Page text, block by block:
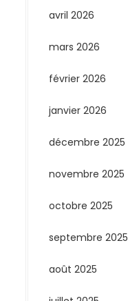
avril 2026
mars 2026
février 2026
janvier 2026
décembre 2025
novembre 2025
octobre 2025
septembre 2025
août 2025